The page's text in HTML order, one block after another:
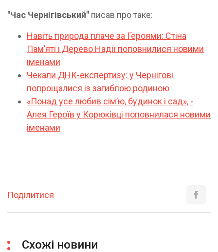
"Час Чернігівський" писав про таке:
Навіть природа плаче за Героями: Стіна
Пам’яті і Дерево Надії поповнилися новими
іменами
Чекали ДНК-експертизу: у Чернігові
попрощалися із загиблою родиною
«Понад усе любив сім’ю, будинок і сад», -
Алея Героїв у Корюківці поповнилася новими
іменами
Поділитися
Схожі новини